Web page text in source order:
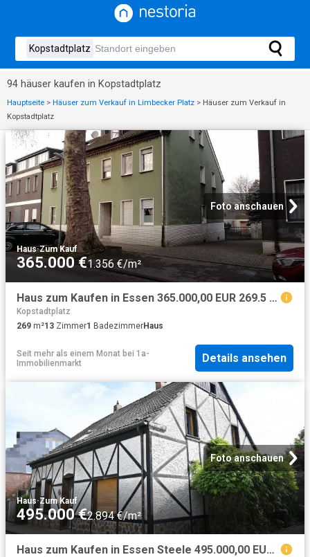
94 häuser kaufen in Kopstadtplatz
Hauptseite > Häuser zum Verkauf in Limbecker Platz > Häuser zum Verkauf in
Kopstadtplatz
Foto anschauen
Haus·Zum Kauf
365.000 €1.356 €/m²
Haus zum Kaufen in Essen 365.000,00 EUR 269.5 m²
Kopstadtplatz
269 m²13 Zimmer1 BadezimmerHaus
Seit mehr als einem Monat bei 1a-
Immobilienmarkt
Details ansehen
Foto anschauen
Haus·Zum Kauf
495.000 €2.894 €/m²
Haus zum Kaufen in Essen Steele 495.000,00 EUR 171 m²